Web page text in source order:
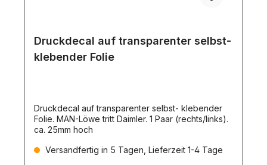
Druckdecal auf transparenter selbst-
klebender Folie
Druckdecal auf transparenter selbst- klebender
Folie. MAN-Löwe tritt Daimler. 1 Paar (rechts/links).
ca. 25mm hoch
Versandfertig in 5 Tagen, Lieferzeit 1-4 Tage